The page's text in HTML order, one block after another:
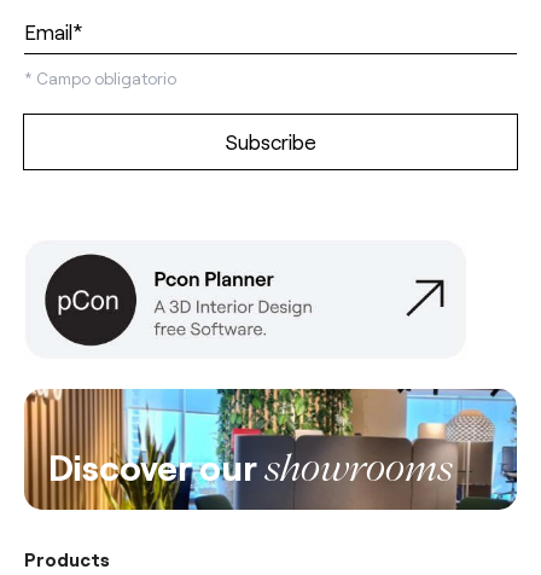
* Campo obligatorio
Products
Discover ourshowrooms